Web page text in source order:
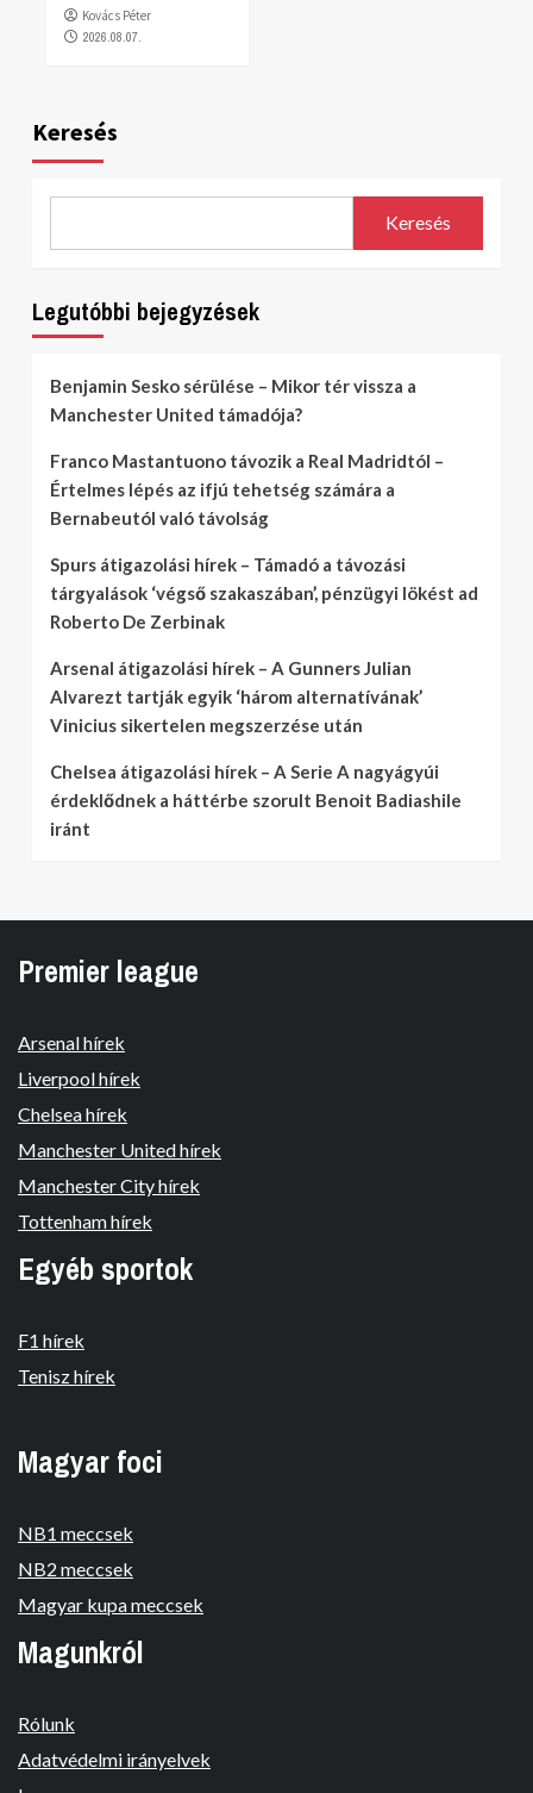
Kovács Péter
2026.08.07.
Keresés
Keresés
Legutóbbi bejegyzések
Benjamin Sesko sérülése – Mikor tér vissza a
Manchester United támadója?
Franco Mastantuono távozik a Real Madridtól –
Értelmes lépés az ifjú tehetség számára a
Bernabeutól való távolság
Spurs átigazolási hírek – Támadó a távozási
tárgyalások ‘végső szakaszában’, pénzügyi lökést ad
Roberto De Zerbinak
Arsenal átigazolási hírek – A Gunners Julian
Alvarezt tartják egyik ‘három alternatívának’
Vinicius sikertelen megszerzése után
Chelsea átigazolási hírek – A Serie A nagyágyúi
érdeklődnek a háttérbe szorult Benoit Badiashile
iránt
Premier league
Arsenal hírek
Liverpool hírek
Chelsea hírek
Manchester United hírek
Manchester City hírek
Tottenham hírek
Egyéb sportok
F1 hírek
Tenisz hírek
Magyar foci
NB1 meccsek
NB2 meccsek
Magyar kupa meccsek
Magunkról
Rólunk
Adatvédelmi irányelvek